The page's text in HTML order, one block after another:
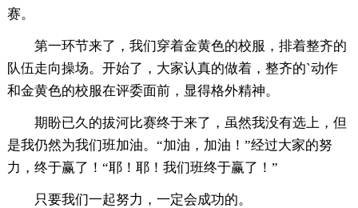
赛。
第一环节来了，我们穿着金黄色的校服，排着整齐的
队伍走向操场。开始了，大家认真的做着，整齐的`动作
和金黄色的校服在评委面前，显得格外精神。
期盼已久的拔河比赛终于来了，虽然我没有选上，但
是我仍然为我们班加油。“加油，加油！”经过大家的努
力，终于赢了！“耶！耶！我们班终于赢了！”
只要我们一起努力，一定会成功的。